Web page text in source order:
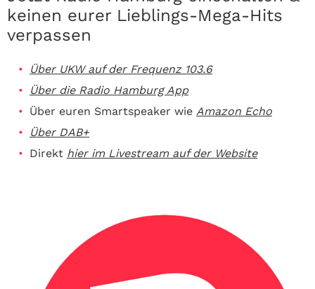
keinen eurer Lieblings-Mega-Hits
verpassen
Über UKW auf der Frequenz 103.6
Über die Radio Hamburg App
Über euren Smartspeaker wie Amazon Echo
Über DAB+
Direkt hier im Livestream auf der Website